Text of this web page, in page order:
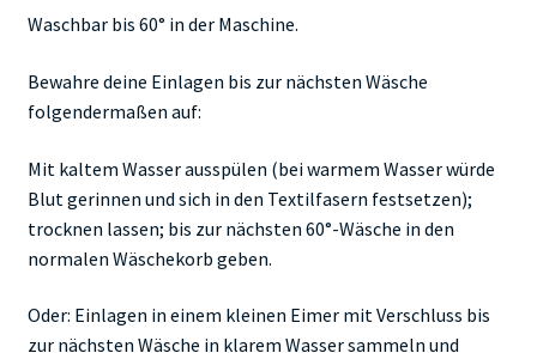
Waschbar bis 60° in der Maschine.
Bewahre deine Einlagen bis zur nächsten Wäsche
folgendermaßen auf:
Mit kaltem Wasser ausspülen (bei warmem Wasser würde
Blut gerinnen und sich in den Textilfasern festsetzen);
trocknen lassen; bis zur nächsten 60°-Wäsche in den
normalen Wäschekorb geben.
Oder: Einlagen in einem kleinen Eimer mit Verschluss bis
zur nächsten Wäsche in klarem Wasser sammeln und